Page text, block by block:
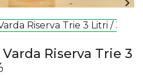

Riserva Trie 3